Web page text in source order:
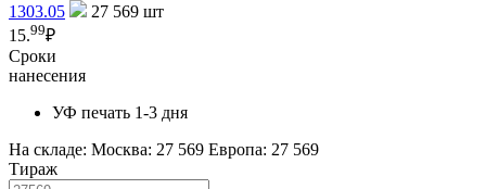
1303.05
27 569 шт
15.99₽
Сроки
нанесения
УФ печать 1-3 дня
На складе: Москва: 27 569 Европа: 27 569
Тираж